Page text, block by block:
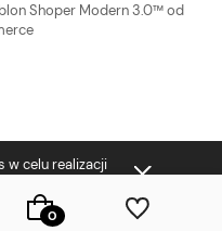
w celu realizacji
lub dostępu do
Shoper Modern 3.0™ od